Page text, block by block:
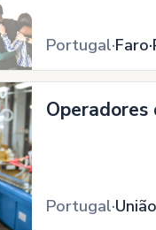
Portugal Faro
Operadores
Portugal